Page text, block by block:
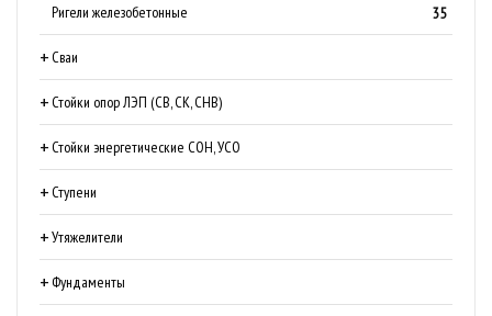
Ригели железобетонные 35
Сваи
Стойки опор ЛЭП (СВ, СК, СНВ)
Стойки энергетические СОН, УСО
Ступени
Утяжелители
Фундаменты